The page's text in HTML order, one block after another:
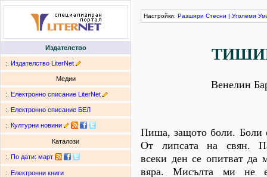
Издателство
:. Издателство LiterNet
Медии
:. Електронно списание LiterNet
:. Електронно списание БЕЛ
:. Културни новини
Каталози
:. По дати: март
:. Електронни книги
Настройки: Разшири Стесни | Уголеми
Венелин
Пиша, защото боли. Боли
От липсата на свян.
всеки ден се опитват да
вяра. Мисълта ми не